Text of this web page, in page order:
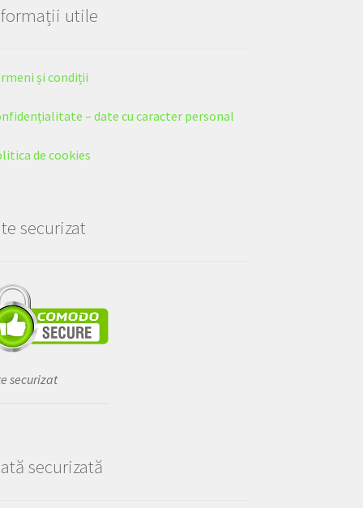
utile
și condiții
– date cu caracter personal
de cookies
securizat
securizat
securizată